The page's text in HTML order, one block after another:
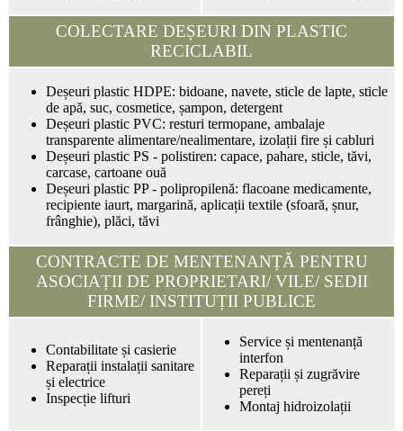
COLECTARE DEȘEURI DIN PLASTIC
RECICLABIL
Deșeuri plastic HDPE: bidoane, navete, sticle de lapte, sticle
de apă, suc, cosmetice, șampon, detergent
Deșeuri plastic PVC: resturi termopane, ambalaje
transparente alimentare/nealimentare, izolații fire și cabluri
Deșeuri plastic PS - polistiren: capace, pahare, sticle, tăvi,
carcase, cartoane ouă
Deșeuri plastic PP - polipropilenă: flacoane medicamente,
recipiente iaurt, margarină, aplicații textile (sfoară, șnur,
frânghie), plăci, tăvi
CONTRACTE DE MENTENANȚĂ PENTRU
ASOCIAȚII DE PROPRIETARI/ VILE/ SEDII
FIRME/ INSTITUȚII PUBLICE
Contabilitate și casierie
Reparații instalații sanitare
și electrice
Inspecție lifturi
Service și mentenanță
interfon
Reparații și zugrăvire
pereți
Montaj hidroizolații